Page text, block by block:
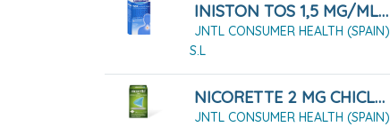
INISTON TOS 1,5 MG/ML JARABE 200 ML
JNTL CONSUMER HEALTH (SPAIN)
S.L
NICORETTE 2 MG CHICLES MEDICAMENTOSOS 105 CHICLES
JNTL CONSUMER HEALTH (SPAIN)